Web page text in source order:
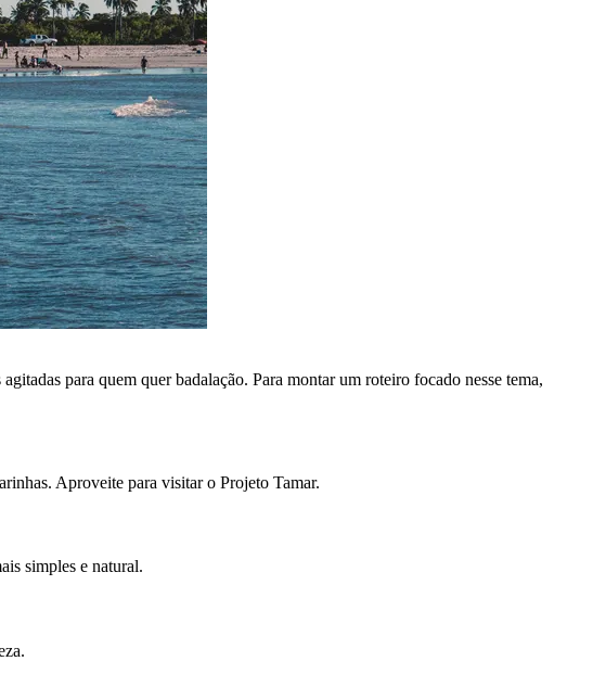
para quem quer badalação. Para montar um roteiro focado nesse tema,
Aproveite para visitar o Projeto Tamar.
simples e natural.